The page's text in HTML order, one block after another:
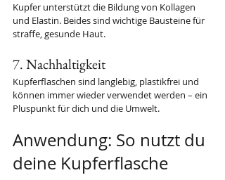
Kupfer unterstützt die Bildung von Kollagen
und Elastin. Beides sind wichtige Bausteine für
straffe, gesunde Haut.
7. Nachhaltigkeit
Kupferflaschen sind langlebig, plastikfrei und
können immer wieder verwendet werden – ein
Pluspunkt für dich und die Umwelt.
Anwendung: So nutzt du
deine Kupferflasche